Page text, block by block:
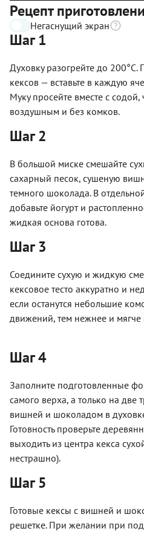
Рецепт
Негаснущий экран
Шаг 1
Духовку разогрейте до 200°С.
кексов — вставьте в каждую
Муку просейте вместе с содой,
воздушным и без комков.
Шаг 2
В большой миске смешайте
сахарный песок, сушеную
темного шоколада. В
добавьте йогурт и
жидкая основа готова.
Шаг 3
Соедините сухую и жидкую
кексовое тесто аккуратно и
если останутся небольшие
движений, тем нежнее и мягче
Шаг 4
Заполните подготовленные
самого верха, а только на две
вишней и шоколадом в
Готовность проверьте
выходить из центра кекса
нестрашно).
Шаг 5
Готовые кексы с вишней и
решетке. При желании при